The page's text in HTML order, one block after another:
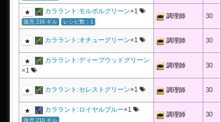
カララント:モルボルグリーン×1
販売 216 ギル レシピ数：1
調理師 30
カララント:オチューグリーン×1 調理師 30
カララント:ディープウッドグリーン
×1
調理師 30
カララント:セレストグリーン×1 調理師 30
カララント:ロイヤルブルー×1
販売 216 ギル
調理師 30